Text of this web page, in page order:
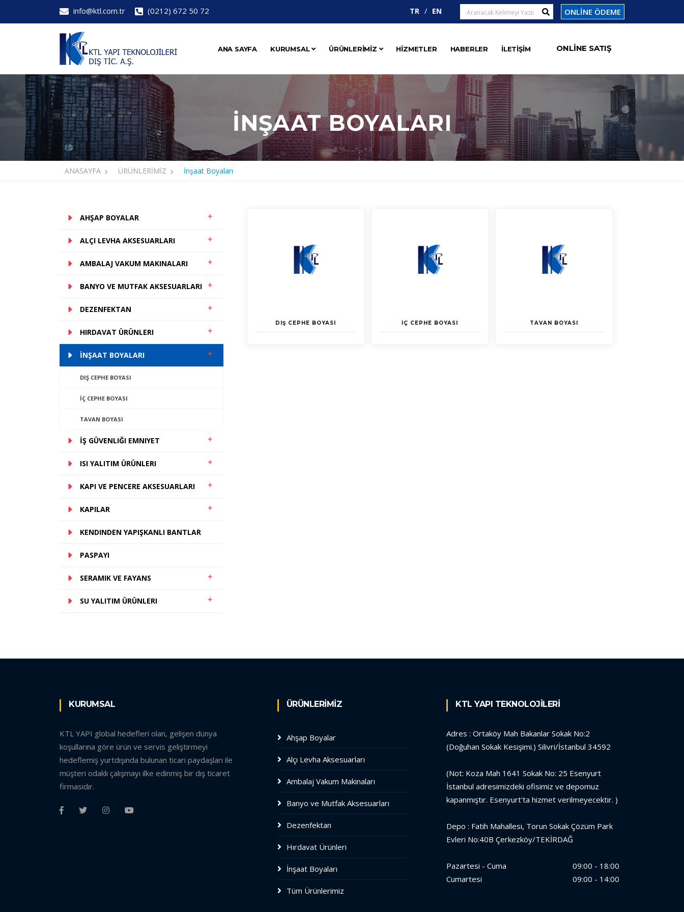
info@ktl.com.tr (0212) 672 50 72 TR EN ONLİNE ÖDEME
ANA SAYFA KURUMSAL ÜRÜNLERİMİZ HİZMETLER HABERLER İLETİŞİM ONLİNE SATIŞ
İNŞAAT BOYALARI
ANASAYFA ÜRÜNLERİMİZ İnşaat Boyaları
AHŞAP BOYALAR
ALÇI LEVHA AKSESUARLARI
AMBALAJ VAKUM MAKINALARI
BANYO VE MUTFAK AKSESUARLARI
DEZENFEKTAN
HIRDAVAT ÜRÜNLERI
İNŞAAT BOYALARI
DIŞ CEPHE BOYASI
İÇ CEPHE BOYASI
TAVAN BOYASI
İŞ GÜVENLIĞI EMNIYET
ISI YALITIM ÜRÜNLERI
KAPI VE PENCERE AKSESUARLARI
KAPILAR
KENDINDEN YAPIŞKANLI BANTLAR
PASPAYI
SERAMIK VE FAYANS
SU YALITIM ÜRÜNLERI
DIŞ CEPHE BOYASI İÇ CEPHE BOYASI TAVAN BOYASI
KURUMSAL
KTL YAPI global hedefleri olan, gelişen dünya
koşullarına göre ürün ve servis geliştirmeyi
hedeflemiş yurtdışında bulunan ticari paydaşları ile
müşteri odaklı çalışmayı ilke edinmiş bir dış ticaret
firmasıdır.
ÜRÜNLERİMİZ
Ahşap Boyalar
Alçı Levha Aksesuarları
Ambalaj Vakum Makinaları
Banyo ve Mutfak Aksesuarları
Dezenfektan
Hırdavat Ürünleri
İnşaat Boyaları
Tüm Ürünlerimiz
KTL YAPI TEKNOLOJİLERİ
Adres : Ortaköy Mah Bakanlar Sokak No:2
(Doğuhan Sokak Kesişimi.) Silivri/İstanbul 34592
(Not: Koza Mah 1641 Sokak No: 25 Esenyurt
İstanbul adresimizdeki ofisimiz ve depomuz
kapanmıştır. Esenyurt'ta hizmet verilmeyecektir. )
Depo : Fatih Mahallesi, Torun Sokak Çözüm Park
Evleri No:40B Çerkezköy/TEKİRDAĞ
Pazartesi - Cuma
09:00 - 18:00
Cumartesi
09:00 - 14:00